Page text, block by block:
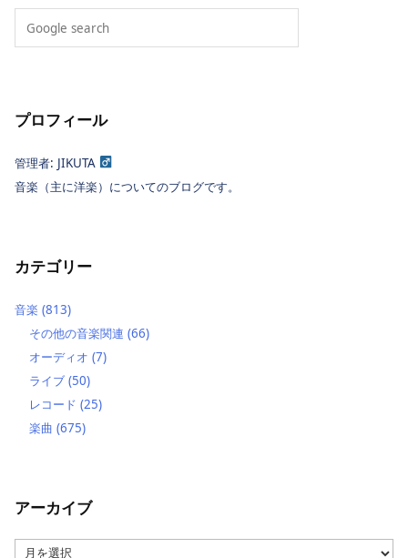
プロフィール
管理者: JIKUTA
音楽（主に洋楽）についてのブログです。
カテゴリー
音楽 (813)
その他の音楽関連 (66)
オーディオ (7)
ライブ (50)
レコード (25)
楽曲 (675)
アーカイブ